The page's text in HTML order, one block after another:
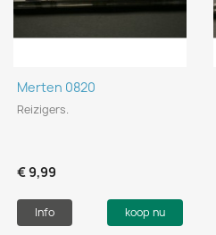
Merten 0820
Reizigers.
€ 9,99
Info koop nu